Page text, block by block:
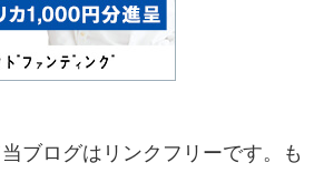
ブログはリンクフリーです。も